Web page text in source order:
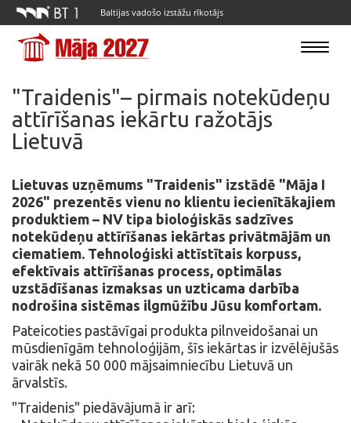
Baltijas vadošo izstāžu rīkotājs
Toggle
"Traidenis"– pirmais notekūdeņu
attīrīšanas iekārtu ražotājs
Lietuvā
Lietuvas uzņēmums "Traidenis" izstādē "Māja I
2026" prezentēs vienu no klientu iecienītākajiem
produktiem – NV tipa bioloģiskās sadzīves
notekūdeņu attīrīšanas iekārtas privātmājām un
ciematiem. Tehnoloģiski attīstītais korpuss,
efektīvais attīrīšanas process, optimālas
uzstādīšanas izmaksas un uzticama darbība
nodrošina sistēmas ilgmūžību Jūsu komfortam.
Pateicoties pastāvīgai produkta pilnveidošanai un
mūsdienīgām tehnoloģijām, šīs iekārtas ir izvēlējušās
vairāk nekā 50 000 mājsaimniecību Lietuvā un
ārvalstīs.
"Traidenis" piedāvājumā ir arī: